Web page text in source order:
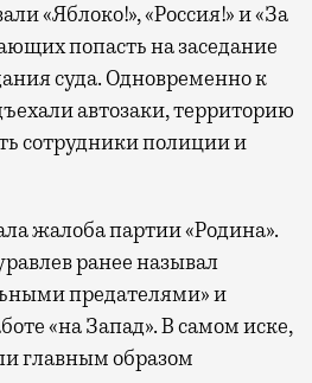
«Яблоко!», «Россия!» и «За
попасть на заседание
суда. Одновременно к
автозаки, территорию
сотрудники полиции и
жалоба партии «Родина».
ранее называл
предателями» и
«на Запад». В самом иске,
главным образом